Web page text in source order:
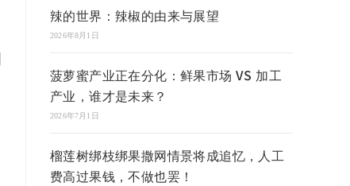
辣的世界：辣椒的由来与展望
2026年8月1日
菠萝蜜产业正在分化：鲜果市场 VS 加工
产业，谁才是未来？
2026年7月1日
榴莲树绑枝绑果撒网情景将成追忆，人工
费高过果钱，不做也罢！